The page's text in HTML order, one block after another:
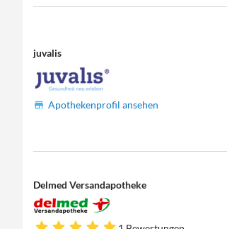
juvalis
Apothekenprofil ansehen
Delmed Versandapotheke